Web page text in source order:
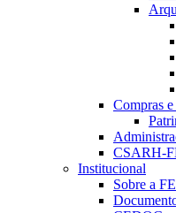
Compras
CSARH-
Institucional
Sobre a FE